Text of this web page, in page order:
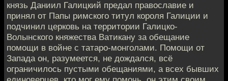
князь Даниил Галицкий предал православие и
принял от Папы римского титул короля Галиции и
подчинил церковь на территории Галицко-
Волынского княжества Ватикану за обещание
помощи в войне с татаро-монголами. Помощи от
Запада он, разумеется, не дождался, всё
ограничилось пустыми обещаниями, а всех бывших